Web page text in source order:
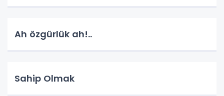
Ah özgürlük ah!..
Sahip Olmak